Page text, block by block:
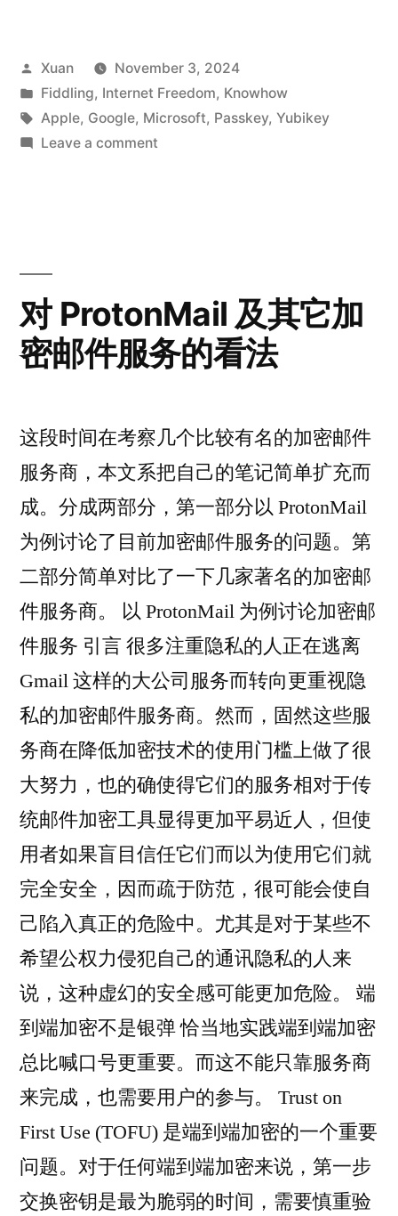
Posted
by
Xuan
November 3, 2024
Posted
in
Fiddling, Internet Freedom, Knowhow
Tags:
Apple, Google, Microsoft, Passkey, Yubikey
Leave a commenton
对 ProtonMail 及其它加
密邮件服务的看法
这段时间在考察几个比较有名的加密邮件
服务商，本文系把自己的笔记简单扩充而
成。分成两部分，第一部分以 ProtonMail
为例讨论了目前加密邮件服务的问题。第
二部分简单对比了一下几家著名的加密邮
件服务商。 以 ProtonMail 为例讨论加密邮
件服务 引言 很多注重隐私的人正在逃离
Gmail 这样的大公司服务而转向更重视隐
私的加密邮件服务商。然而，固然这些服
务商在降低加密技术的使用门槛上做了很
大努力，也的确使得它们的服务相对于传
统邮件加密工具显得更加平易近人，但使
用者如果盲目信任它们而以为使用它们就
完全安全，因而疏于防范，很可能会使自
己陷入真正的危险中。尤其是对于某些不
希望公权力侵犯自己的通讯隐私的人来
说，这种虚幻的安全感可能更加危险。 端
到端加密不是银弹 恰当地实践端到端加密
总比喊口号更重要。而这不能只靠服务商
来完成，也需要用户的参与。 Trust on
First Use (TOFU) 是端到端加密的一个重要
问题。对于任何端到端加密来说，第一步
交换密钥是最为脆弱的时间，需要慎重验